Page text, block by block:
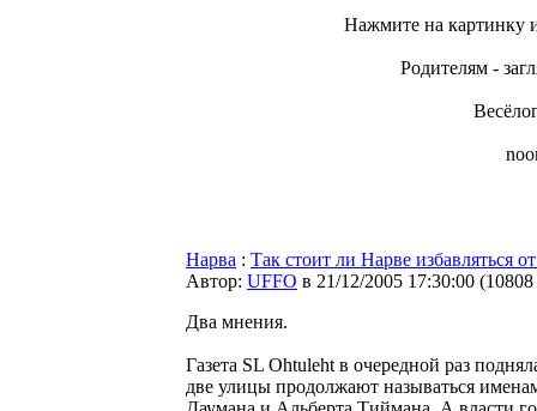
Нажмите на картинку
Родителям -
Нарва : Так стоит ли Нарве избавляться
Автор: UFFO в 21/12/2005 17:30:00 (
Два мнения.
Газета SL Ohtuleht в очередной раз
две улицы продолжают называться